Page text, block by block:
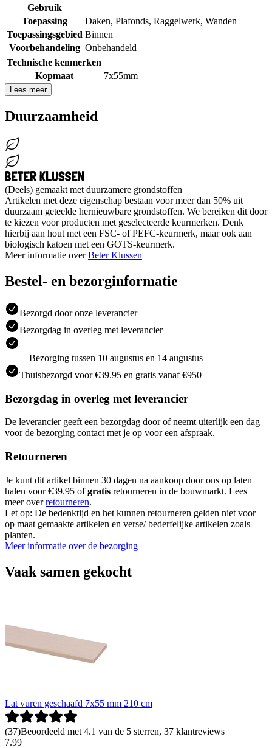
Gebruik
Toepassing
Daken, Plafonds, Raggelwerk, Wanden
Toepassingsgebied Binnen
Voorbehandeling Onbehandeld
Technische kenmerken
Kopmaat
7x55mm
Lees meer
Duurzaamheid
(Deels) gemaakt met duurzamere grondstoffen
Artikelen met deze eigenschap bestaan voor meer dan 50% uit
duurzaam geteelde hernieuwbare grondstoffen. We bereiken dit door
te kiezen voor producten met geselecteerde keurmerken. Denk
hierbij aan hout met een FSC- of PEFC-keurmerk, maar ook aan
biologisch katoen met een GOTS-keurmerk.
Meer informatie overBeter Klussen
Bestel- en bezorginformatie
Bezorgd door onze leverancier
Bezorgdag in overleg met leverancier
Bezorging tussen 10 augustus en 14 augustus
Thuisbezorgd voor €39.95 en gratis vanaf €950
Bezorgdag in overleg met leverancier
De leverancier geeft een bezorgdag door of neemt uiterlijk een dag
voor de bezorging contact met je op voor een afspraak.
Retourneren
Je kunt dit artikel binnen 30 dagen na aankoop door ons op laten
halen voor €39.95 ofgratis retourneren in de bouwmarkt. Lees
meer overretourneren.
Let op: De bedenktijd en het kunnen retourneren gelden niet voor
op maat gemaakte artikelen en verse/ bederfelijke artikelen zoals
planten.
Meer informatie over de bezorging
Vaak samen gekocht
Lat vuren geschaafd 7x55 mm 210 cm
(37)Beoordeeld met 4.1 van de 5 sterren, 37 klantreviews
7.99